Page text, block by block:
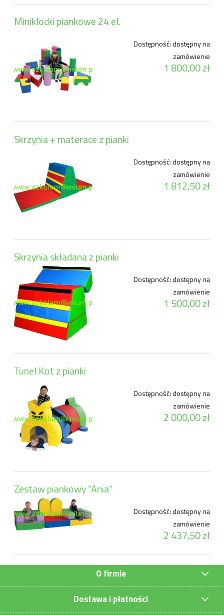
Miniklocki piankowe 24 el.
Dostępność:dostępny na
zamówienie
1 800,00 zł
Skrzynia + materace z pianki
Dostępność:dostępny na
zamówienie
1 812,50 zł
Skrzynia składana z pianki
Dostępność:dostępny na
zamówienie
1 500,00 zł
Tunel Kot z pianki
Dostępność:dostępny na
zamówienie
2 000,00 zł
Zestaw piankowy "Ania"
Dostępność:dostępny na
zamówienie
2 437,50 zł
O firmie
Dostawa i płatności